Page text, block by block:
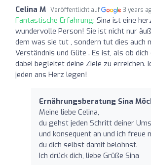
Celina M Veröffentlicht auf 3 years
Fantastische Erfahrung: Sina ist eine
wundervolle Person! Sie ist nicht nur
dem was sie tut , sondern tut dies auch
Verständnis und Güte . Es ist, als ob dich
dabei begleitet deine Ziele zu erreichen.
jeden ans Herz legen!
Ernährungsberatung Sina
Meine liebe Celina,
du gehst jeden Schritt deiner
und konsequent an und ich freue
du dich selbst damit belohnst.
Ich drück dich, liebe Grüße Sina